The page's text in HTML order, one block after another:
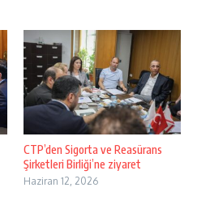
CTP’den Sigorta ve Reasürans
Şirketleri Birliği’ne ziyaret
Haziran 12, 2026